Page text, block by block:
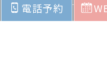
ホーム
電話予約